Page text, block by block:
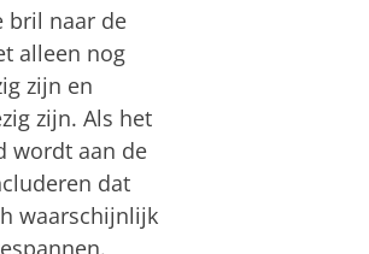
bril naar de
alleen nog
zijn en
zijn. Als het
wordt aan de
dat
waarschijnlijk